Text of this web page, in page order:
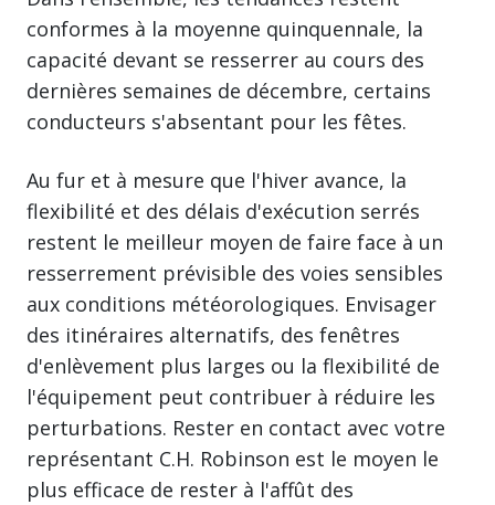
conformes à la moyenne quinquennale, la
capacité devant se resserrer au cours des
dernières semaines de décembre, certains
conducteurs s'absentant pour les fêtes.
Au fur et à mesure que l'hiver avance, la
flexibilité et des délais d'exécution serrés
restent le meilleur moyen de faire face à un
resserrement prévisible des voies sensibles
aux conditions météorologiques. Envisager
des itinéraires alternatifs, des fenêtres
d'enlèvement plus larges ou la flexibilité de
l'équipement peut contribuer à réduire les
perturbations. Rester en contact avec votre
représentant C.H. Robinson est le moyen le
plus efficace de rester à l'affût des